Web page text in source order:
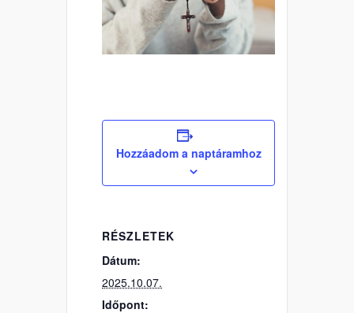
Hozzáadom a naptáramhoz
RÉSZLETEK
Dátum:
2025.10.07.
Időpont: